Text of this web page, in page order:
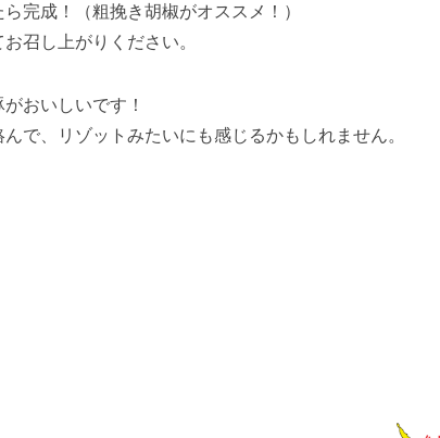
完成！（粗挽き胡椒がオススメ！）
召し上がりください。
おいしいです！
で、リゾットみたいにも感じるかもしれません。